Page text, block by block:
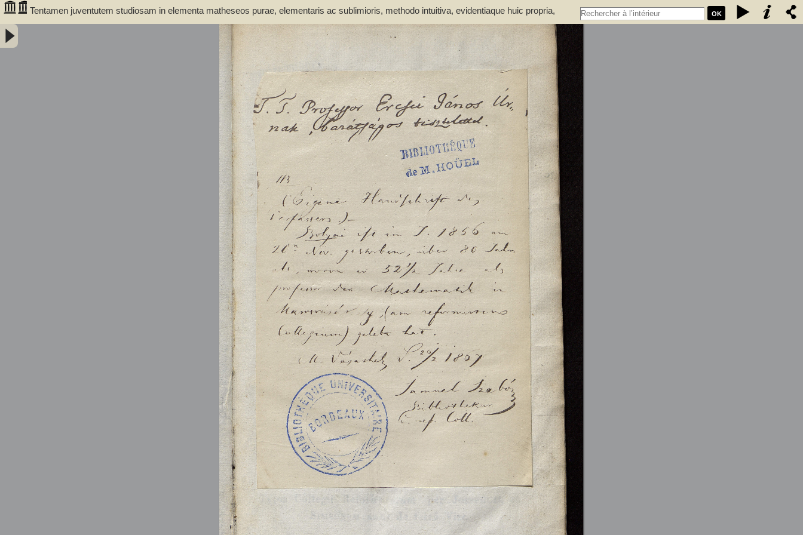
OK
Tentamen juventutem studiosam in elementa matheseos purae, elementaris ac sublimioris, methodo intuitiva, evidentiaque huic propria,
introducendi. Cum appendice triplici. Auctore Professore Matheseos et Physices Chemiaeque Publ. Ordinario. Tomus primus - Bolyai, Farkas